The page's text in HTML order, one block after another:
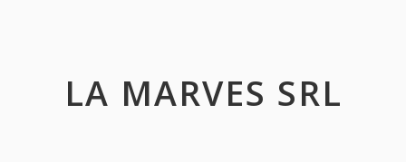
LA MARVES SRL